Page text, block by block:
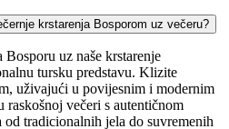
krstarenja Bosporom uz večeru?
uz naše krstarenje
tursku predstavu. Klizite
uživajući u povijesnim i modernim
raskošnoj večeri s autentičnom
tradicionalnih jela do suvremenih